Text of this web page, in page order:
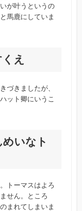
が叶うというの
馬鹿にしていま
え
づきましたが、
ット卿にいうこ
いなト
トーマスはよろ
せん。ところ
まれてしまいま